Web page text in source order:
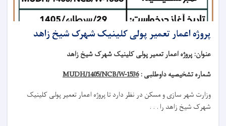
پروژه اعمار تعمیر پولی کلینیک شهرک شیخ زاهد
عنوان: پروژه اعمار تعمیر پولی کلینیک شهرک شیخ زاهد
شماره تشخیصیه داوطلبی :MUDH/1405/NCB/W-1536
وزارت شهر سازی و مسکن در نظر دارد تاپروژه اعمار تعمیرپولی کلینیک
شهرک شیخ زاهد را . . .